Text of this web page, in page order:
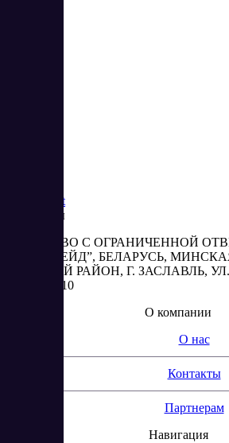
Market
Реквизиты
ОБЩЕСТВО С ОГРАНИЧЕННОЙ
“АБЕСТРЕЙД”, БЕЛАРУСЬ,
МИНСКИЙ РАЙОН, Г. ЗАСЛАВЛЬ,
2, КОМ. 310
О компании
О нас
Контакты
Партнерам
Навигация